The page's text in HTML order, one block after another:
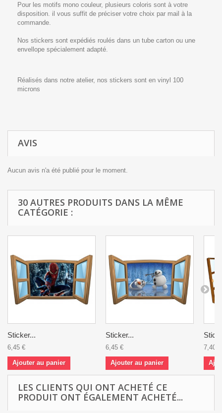
Pour les motifs mono couleur, plusieurs coloris sont à votre
disposition. il vous suffit de préciser votre choix par mail à la
commande.
Nos stickers sont expédiés roulés dans un tube carton ou une
envellope spécialement adapté.
Réalisés dans notre atelier, nos stickers sont en vinyl 100
microns
AVIS
Aucun avis n'a été publié pour le moment.
30 AUTRES PRODUITS DANS LA MÊME
CATÉGORIE :
Sticker...
6,45 €
Ajouter au panier
Sticker...
6,45 €
Ajouter au panier
7,40 €
LES CLIENTS QUI ONT ACHETÉ CE
PRODUIT ONT ÉGALEMENT ACHETÉ...